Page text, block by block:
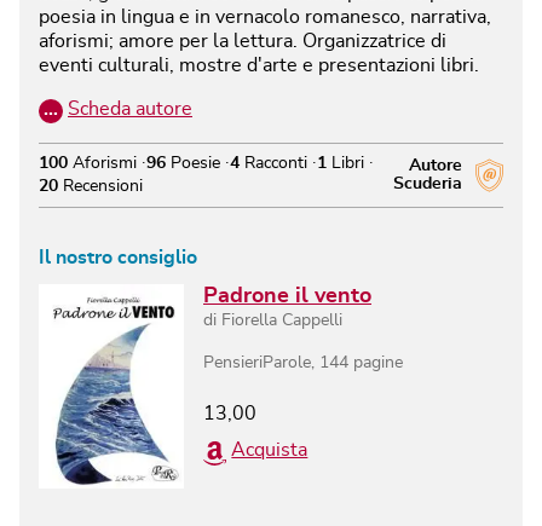
poesia in lingua e in vernacolo romanesco, narrativa,
aforismi; amore per la lettura. Organizzatrice di
eventi culturali, mostre d'arte e presentazioni libri.
… Scheda autore
Autore
Scuderia
100 Aforismi 96 Poesie 4 Racconti 1
Libri
20 Recensioni
Il nostro consiglio
Padrone il vento
di Fiorella Cappelli
PensieriParole 144 pagine
13,00
Acquista